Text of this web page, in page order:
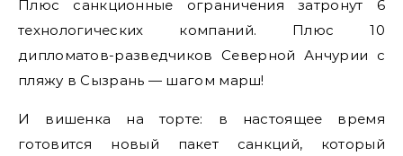
Плюс санкционные ограничения затронут 6
технологических компаний. Плюс 10
дипломатов-разведчиков Северной Анчурии с
пляжу в Сызрань — шагом марш!
И вишенка на торте: в настоящее время
готовится новый пакет санкций, который